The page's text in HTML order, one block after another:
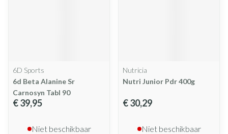
6D Sports
6d Beta Alanine Sr
Carnosyn Tabl 90
€ 39,95
Niet beschikbaar
Nutricia
Nutri Junior Pdr 400g
€ 30,29
Niet beschikbaar